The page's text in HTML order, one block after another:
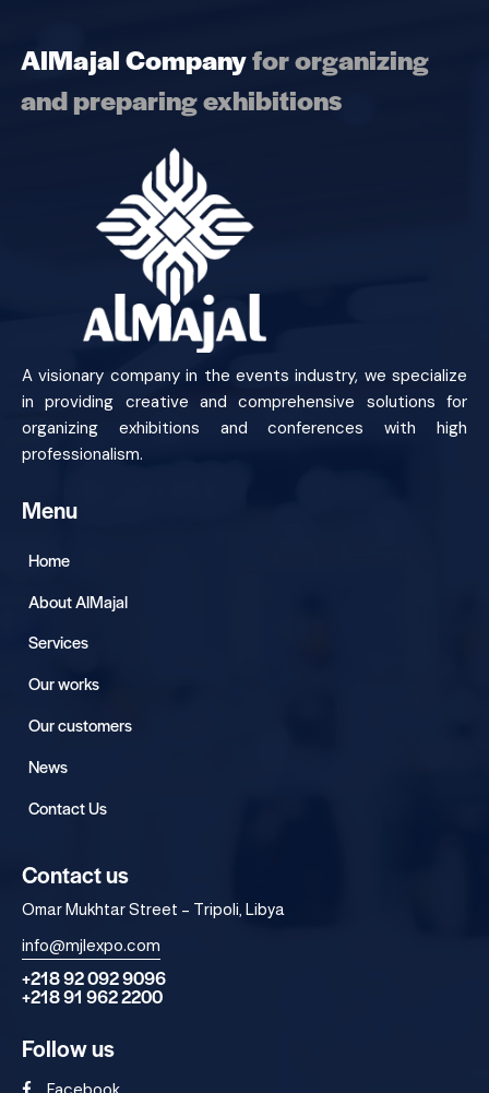
AlMajal Companyfor organizing
and preparing exhibitions
A visionary company in the events industry, we specialize
in providing creative and comprehensive solutions for
organizing exhibitions and conferences with high
professionalism.
Menu
Home
About AlMajal
Services
Our works
Our customers
News
Contact Us
Contact us
Omar Mukhtar Street – Tripoli, Libya
info@mjlexpo.com
+218 92 092 9096
+218 91 962 2200
Follow us